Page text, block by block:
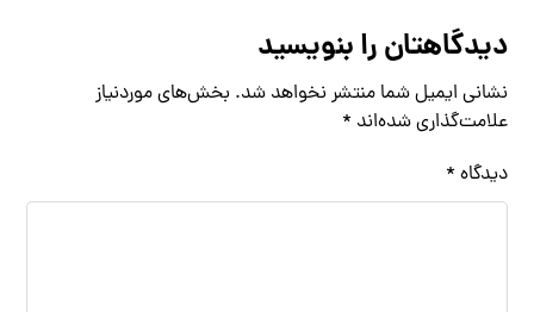
دیدگاهتان را بنویسید
نشانی ایمیل شما منتشر نخواهد شد. بخش‌های موردنیاز
علامت‌گذاری شده‌اند *
دیدگاه *